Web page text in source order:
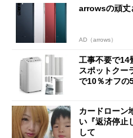
arrowsの頑丈
AD（arrows）
工事不要で14
スポットクー
で10％オフの
カードローン
い『返済停止
して